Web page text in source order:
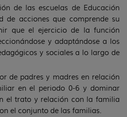
de las escuelas de Educación
de acciones que comprende su
que el ejercicio de la función
y adaptándose a los
y sociales a lo largo de
de padres y madres en relación
en el periodo 0-6 y dominar
el trato y relación con la familia
el conjunto de las familias.